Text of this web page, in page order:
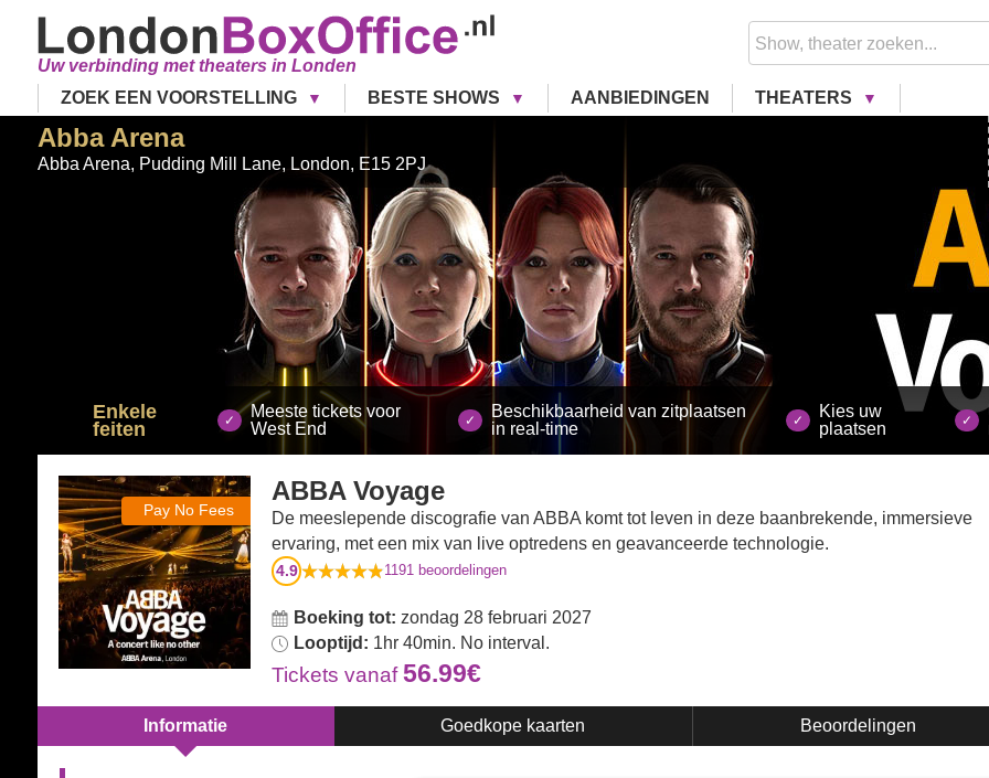
Uw verbinding met theaters in Londen
ZOEK EEN VOORSTELLING
BESTE SHOWS AANBIEDINGEN THEATERS
Abba Arena
Abba Arena, Pudding Mill Lane, London, E15 2PJ
Enkele
feiten
Meeste tickets voor
West End
Beschikbaarheid van zitplaatsen
in real-time
Kies uw
plaatsen
Pay No Fees
ABBA Voyage
De meeslepende discografie van ABBA komt tot leven in deze baanbrekende, immersieve
ervaring, met een mix van live optredens en geavanceerde technologie.
4.9 1191 beoordelingen
Boeking tot: zondag 28 februari 2027
Looptijd: 1hr 40min. No interval.
Ticketsvanaf56.99€
Informatie Goedkope kaarten Beoordelingen